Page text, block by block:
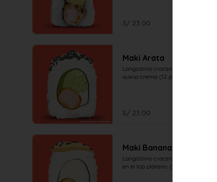
S/ 23.00
Maki Arata
Langostino crocante, palta, pepino y
queso crema (12 piezas)
S/ 23.00
Maki Banana
Langostino crocante, queso crema,
en el top plátano. (12 piezas)